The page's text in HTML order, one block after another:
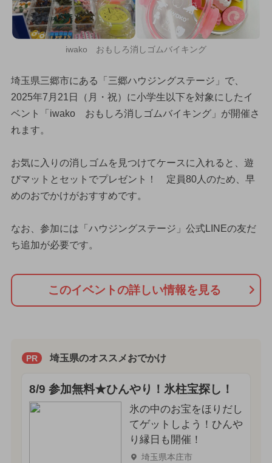
iwako おもしろ消しゴムバイキング
埼玉県三郷市にある「三郷ハウジングステージ」で、
2025年7月21日（月・祝）に小学生以下を対象にしたイ
ベント「iwako おもしろ消しゴムバイキング」が開催さ
れます。
お気に入りの消しゴムを見つけてケースに入れると、遊
びマットとセットでプレゼント！ 定員80人のため、早
めのおでかけがおすすめです。
なお、参加には「ハウジングステージ」公式LINEの友だ
ち追加が必要です。
このイベントの詳しい情報を見る
PR 埼玉県のオススメおでかけ
8/9 参加無料★ひんやり！氷柱宝探し！
氷の中のお宝をほりだし
てゲットしよう！ひんや
り縁日も開催！
埼玉県本庄市